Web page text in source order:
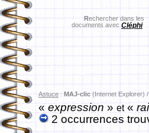
Rechercher dans les
documents avec Cléphi
Astuce : MAJ-clic (Internet Explorer) /
«expression » et«
2 occurrences